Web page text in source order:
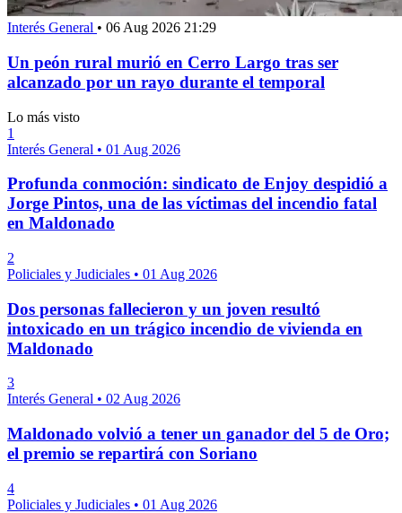
Interés General • 06 Aug 2026 21:29
Un peón rural murió en Cerro Largo tras ser
alcanzado por un rayo durante el temporal
Lo más visto
1
Interés General • 01 Aug 2026
Profunda conmoción: sindicato de Enjoy despidió a
Jorge Pintos, una de las víctimas del incendio fatal
en Maldonado
2
Policiales y Judiciales • 01 Aug 2026
Dos personas fallecieron y un joven resultó
intoxicado en un trágico incendio de vivienda en
Maldonado
3
Interés General • 02 Aug 2026
Maldonado volvió a tener un ganador del 5 de Oro;
el premio se repartirá con Soriano
4
Policiales y Judiciales • 01 Aug 2026